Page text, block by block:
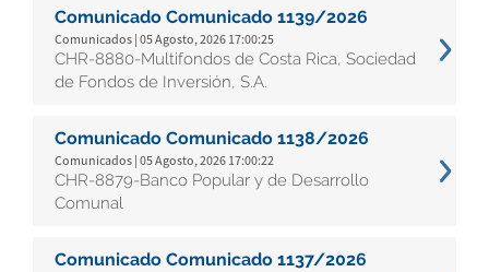
Comunicado Comunicado 1139/2026
Comunicados | 05 Agosto, 2026 17:00:25
CHR-8880-Multifondos de Costa Rica, Sociedad
de Fondos de Inversión, S.A.
Comunicado Comunicado 1138/2026
Comunicados | 05 Agosto, 2026 17:00:22
CHR-8879-Banco Popular y de Desarrollo
Comunal
Comunicado Comunicado 1137/2026